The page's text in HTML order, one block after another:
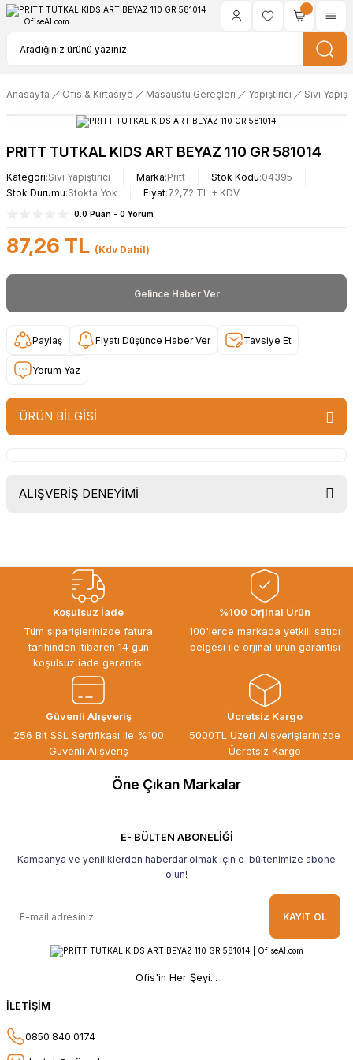
Anasayfa Ofis & Kırtasiye Masaüstü Gereçleri Yapıştırıcı Sıvı
PRITT TUTKAL KIDS ART BEYAZ 110 GR 581014
Kategori Sıvı Yapıştırıcı Marka Pritt Stok Kodu 04395
Stok Durumu Stokta Yok Fiyat 72,72 TL + KDV
0.0 Puan - 0 Yorum
87,26 TL (Kdv Dahil)
Gelince Haber Ver
Paylaş Fiyatı Düşünce Haber Ver Tavsiye Et
Yorum Yaz
ÜRÜN BİLGİSİ
ALIŞVERİŞ DENEYİMİ
gorusmek uzere, hayirli ve bol
kazanclar dilerim.
İbrahim Ertuğrul ARSLANOĞLU |
Siparişten teslime kadar herşey çok
seriydi, teşekkür ederim
ÖZGÜR DOĞAN | 15/06/2026
Kaliteli ürün, güvenli alışveriş ve
teşekkür ederim.
hediye ile geldi Teşekkür ederim Tavsiye
Ahmet Yılmaz | 29/04/2026
paketlenmiş, sorunsuz teslim aldım,
O... A... | 10/02/2026
Teşekkür ederim.
Koşulsuz İade
Tüm siparişlerinizde fatura
tarihinden itibaren 14 gün
koşulsuz iade garantisi
%100 Orjinal Ürün
100'lerce markada yetkili satıcı
belgesi ile orjinal ürün garantisi
Güvenli Alışveriş
256 Bit SSL Sertifikası ile %100
Güvenli Alışveriş
Ücretsiz Kargo
5000TL Üzeri Alışverişlerinizde
Ücretsiz Kargo
Öne Çıkan Markalar
E- BÜLTEN ABONELİĞİ
Kampanya ve yeniliklerden haberdar olmak için e-bültenimize abone
olun!
KAYIT OL
Ofis'in Her Şeyi...
İLETİŞİM
0850 840 0174